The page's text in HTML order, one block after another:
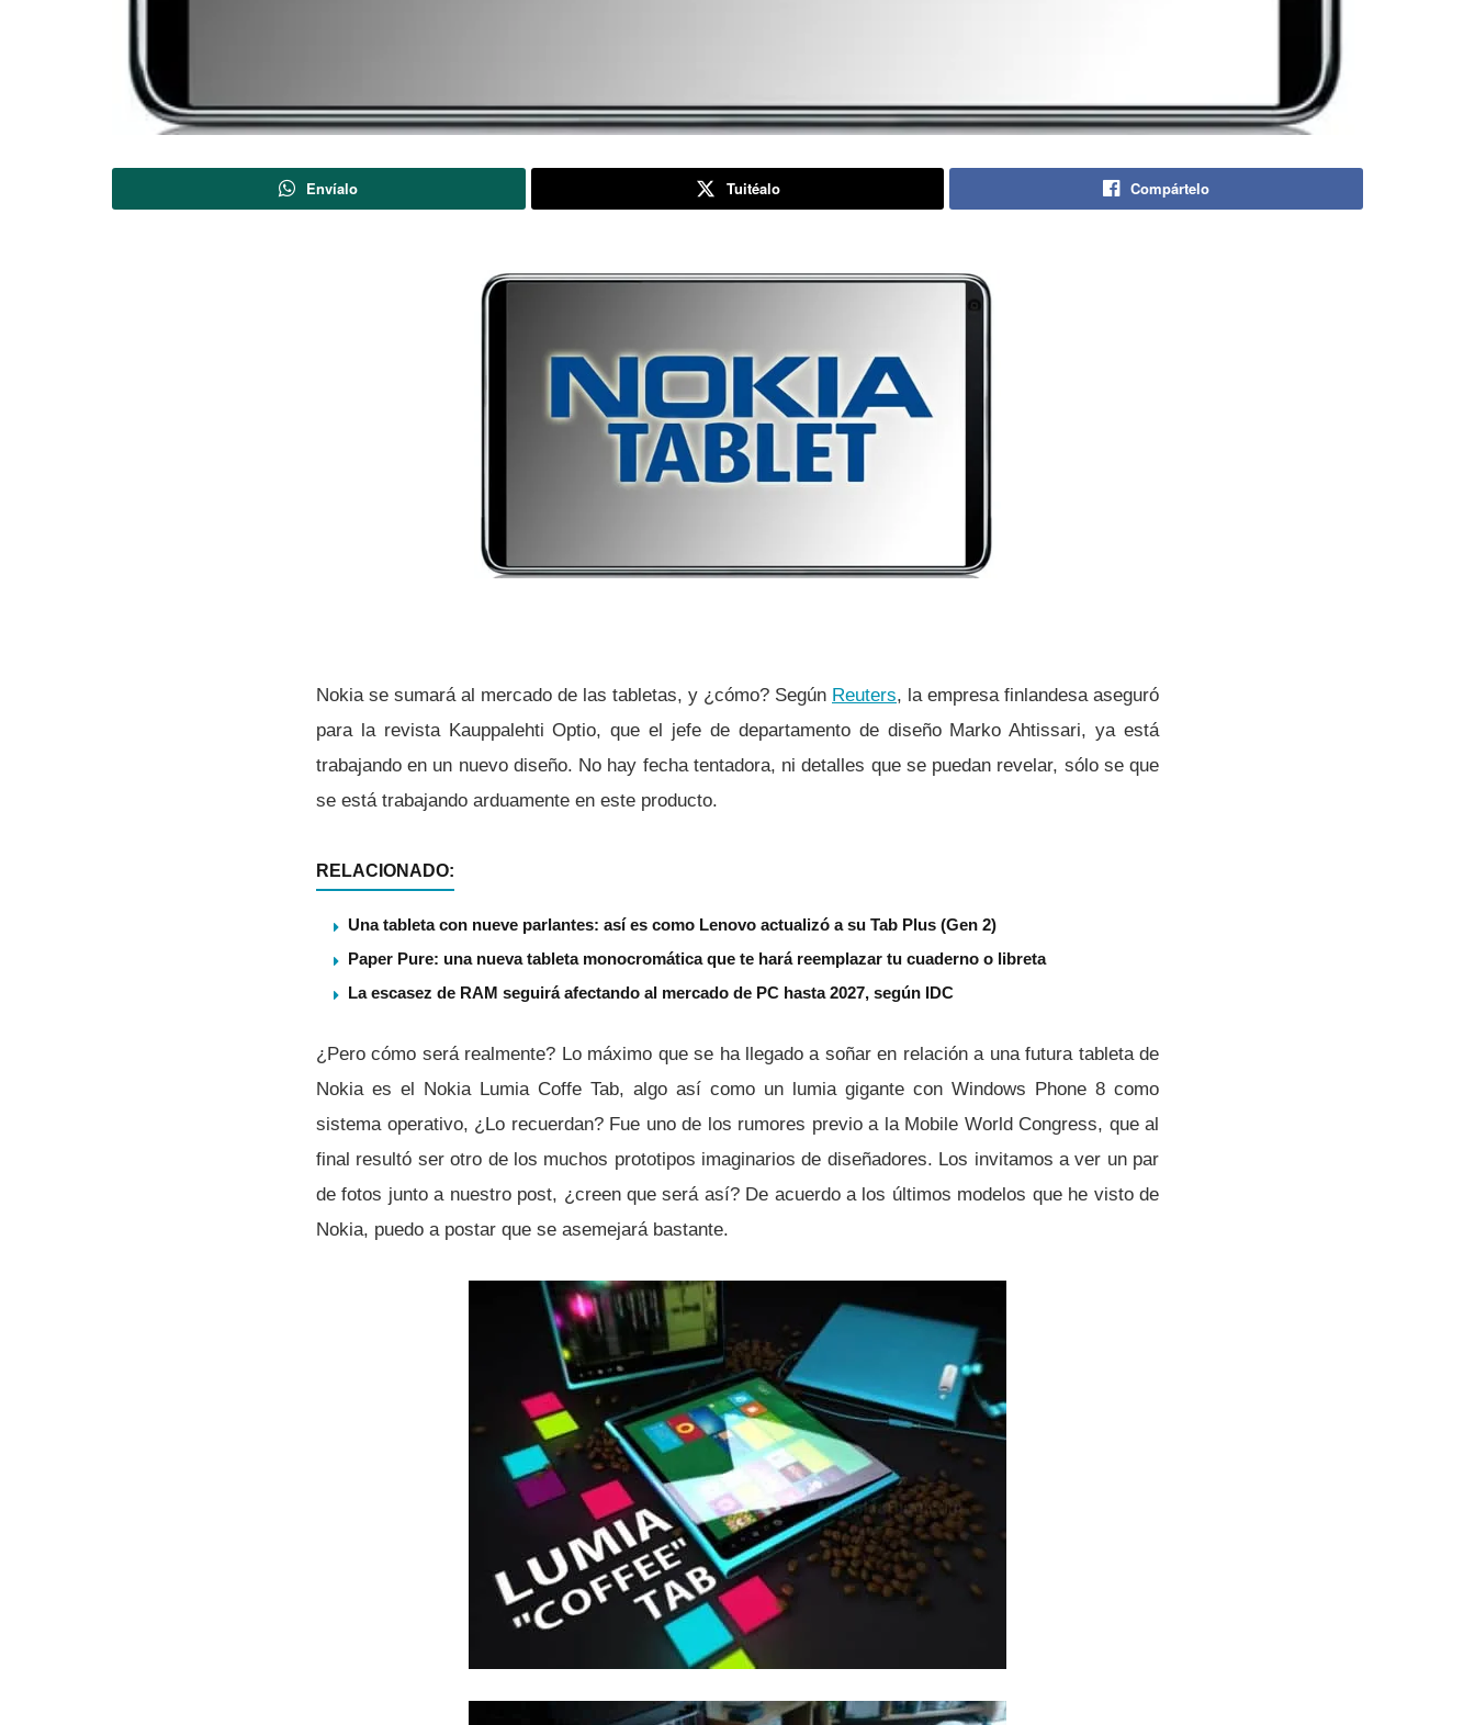
Envíalo Tuitéalo Compártelo
Nokia se sumará al mercado de las tabletas, y ¿cómo? Según Reuters, la empresa finlandesa aseguró
para la revista Kauppalehti Optio, que el jefe de departamento de diseño Marko Ahtissari, ya está
trabajando en un nuevo diseño. No hay fecha tentadora, ni detalles que se puedan revelar, sólo se que
se está trabajando arduamente en este producto.
RELACIONADO:
Una tableta con nueve parlantes: así es como Lenovo actualizó a su Tab Plus (Gen 2)
Paper Pure: una nueva tableta monocromática que te hará reemplazar tu cuaderno o libreta
La escasez de RAM seguirá afectando al mercado de PC hasta 2027, según IDC
¿Pero cómo será realmente? Lo máximo que se ha llegado a soñar en relación a una futura tableta de
Nokia es el Nokia Lumia Coffe Tab, algo así­ como un lumia gigante con Windows Phone 8 como
sistema operativo, ¿Lo recuerdan? Fue uno de los rumores previo a la Mobile World Congress, que al
final resultó ser otro de los muchos prototipos imaginarios de diseñadores. Los invitamos a ver un par
de fotos junto a nuestro post, ¿creen que será así­? De acuerdo a los últimos modelos que he visto de
Nokia, puedo a postar que se asemejará bastante.